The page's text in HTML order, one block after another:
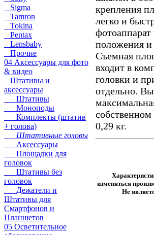
Sigma
Tamron
Tokina
Pentax
Lensbaby
Прочие
04 Аксессуары для фото
& видео
Штативы и
аксессуары
Штативы
Моноподы
Комплекты (штатив
+ голова)
Штативные головы
Аксессуары
Площадки для
головок
Штативы без
головок
Дежатели и
Штативы для
Смартфонов и
Планшетов
05 Осветительное
крепления
легко и
положения и
Cъемная
входит в
головки и
отдельно.
собственном
0,29 кг.
изменяться
Не